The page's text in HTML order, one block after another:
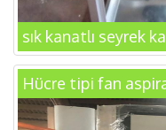
sık kanatlı seyrek
Hücre tipi fan